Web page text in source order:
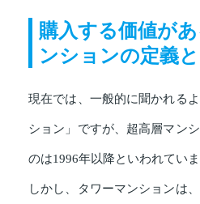
購入する価値が
ンションの定義
現在では、一般的に聞かれる
ション」ですが、超高層マン
のは1996年以降といわれていま
しかし、タワーマンションは